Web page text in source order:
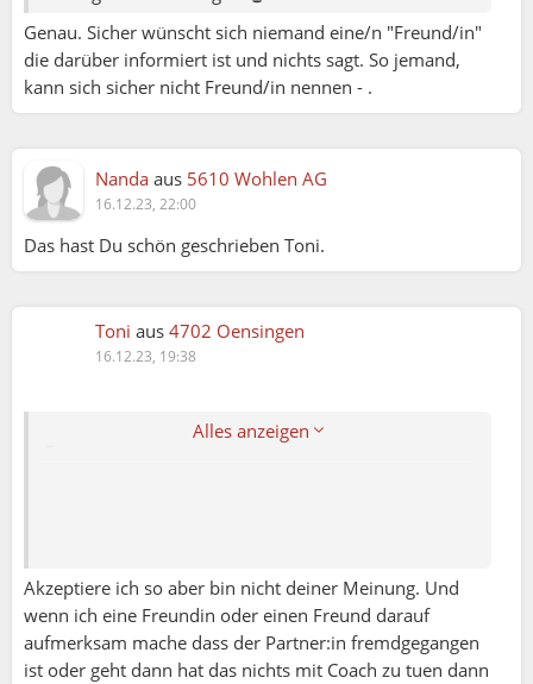
Genau. Sicher wünscht sich niemand eine/n "Freund/in"
die darüber informiert ist und nichts sagt. So jemand,
kann sich sicher nicht Freund/in nennen - .
Nanda aus 5610 Wohlen AG
16.12.23, 22:00
Das hast Du schön geschrieben Toni.
Toni aus 4702 Oensingen
16.12.23, 19:38
Alles anzeigen
mit ihm verheiratet, und mit niemand Anderen.
Ich kannte eine weise Frau, sie lebt heute nicht mehr.
Sie fragte immer zuerst, wenn jemand etwas
Darf ich es weiter erzählen?".
Wenn verneint wurde meinte sie jedesmal: "Dann will
ich es bittschön auch nicht wissen." Ich übernehme
das und finde es prima. Denn manche Geheimnisse
können enorm Druck erzeugen und uns selber nicht
gut tun. Dabei geht es uns gar nichts an! Das darf das
Erzähler ruhig auch beachten...- es ist wie ein
bisschen zurück melden: Hey, Du bist Dein eigener
Akzeptiere ich so aber bin nicht deiner Meinung. Und
wenn ich eine Freundin oder einen Freund darauf
aufmerksam mache dass der Partner:in fremdgegangen
ist oder geht dann hat das nichts mit Coach zu tuen dann